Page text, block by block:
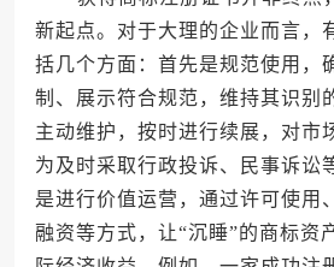
新起点。对于大理的企业而言，
括几个方面：首先是规范使用，
制、展示符合规范，维持其识别
主动维护，按时进行续展，对市
为及时采取行政投诉、民事诉讼
是进行价值运营，通过许可使用
融资等方式，让“沉睡”的商标资